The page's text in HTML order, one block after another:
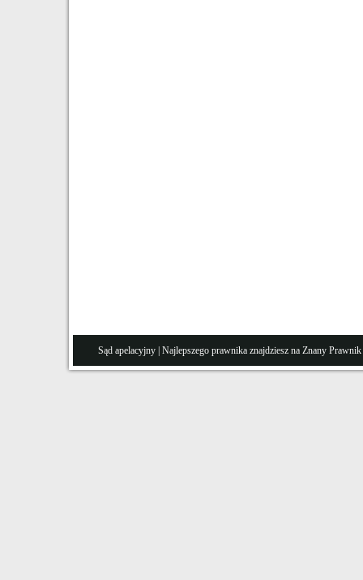
Sąd apelacyjny | Najlepszego prawnika znajdziesz na Znany Prawnik